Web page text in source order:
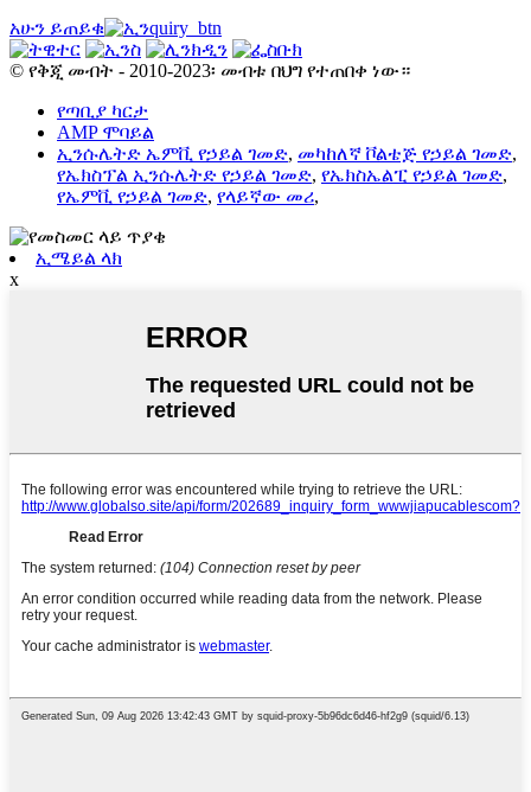
አሁን ይጠይቁ
© የቅጂ መብት - 2010-2023፡ መብቱ በህግ የተጠበቀ ነው።
የጣቢያ ካርታ
AMP ሞባይል
ኢንሱሌትድ ኤምቪ የኃይል ገመድ, መካከለኛ ቮልቴጅ የኃይል ገመድ,
የኤክስፕል ኢንሱሌትድ የኃይል ገመድ, የኤክስኤልፒ የኃይል ገመድ,
የኤምቪ የኃይል ገመድ, የላይኛው መሪ,
ኢሜይል ላክ
x